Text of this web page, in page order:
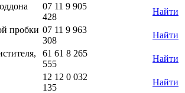
07 11 9 905
428
Найти
пробки 07 11 9 963
308
Найти
61 61 8 265
555
Найти
12 12 0 032
135
Найти